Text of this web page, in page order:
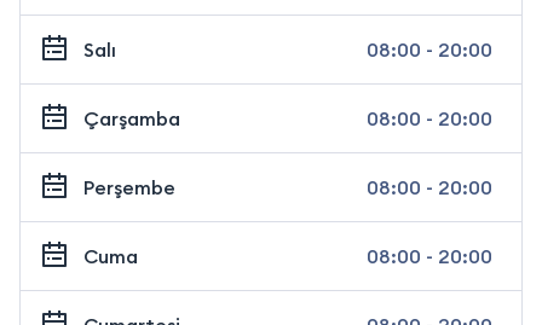
Salı 08:00 - 20:00
Çarşamba 08:00 - 20:00
Perşembe 08:00 - 20:00
Cuma 08:00 - 20:00